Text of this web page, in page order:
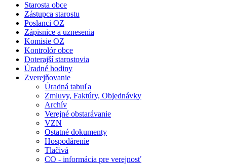
Starosta obce
Zástupca starostu
Poslanci OZ
Zápisnice a uznesenia
Komisie OZ
Kontrolór obce
Doterajší starostovia
Úradné hodiny
Zverejňovanie
Úradná tabuľa
Zmluvy, Faktúry, Objednávky
Archív
Verejné obstarávanie
VZN
Ostatné dokumenty
Hospodárenie
Tlačivá
CO - informácia pre verejnosť